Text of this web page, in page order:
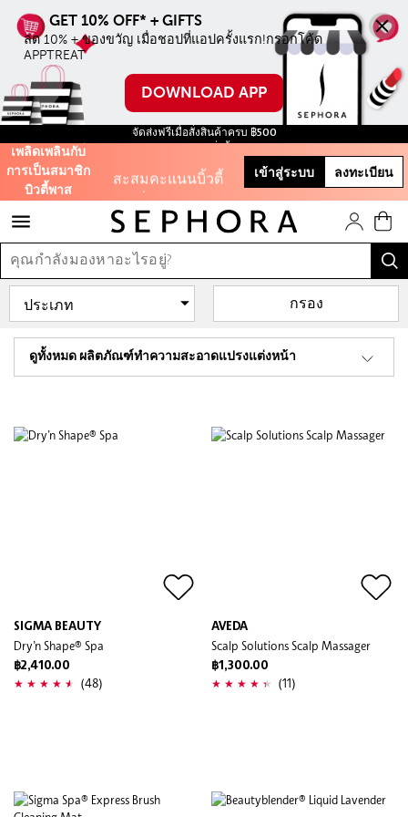
ลด 10% + ของขวัญ เมื่อชอปที่แอปครั้งแรก!กรอกโค้ด
APPTREAT
DOWNLOAD APP
จัดส่งฟรีเมื่อสั่งสินค้าครบ ฿500
ฟรี สินค้าขนาดทดลอง ทุกการสั่งซื้อ จนกว่าสินค้าจะหมด!
เพลิดเพลินกับ
การเป็นสมาชิก
บิวตี้พาส
ลด 10% ทุกชิ้น ไม่มี
ออนไลน์ครั้งแรก
ใช้โค้ด WELCOME
สะสมคะแนนบิ้วตี้
พาสเพื่อรับของขวัญ
และส่วนลดต่างๆ
รับฟรี 50 คะแนน เมื่อ
สมัครสมาชิก
และสิทธิะิเศษอีก
มากมาย!
เข้าสู่ระบบ ลงทะเบียน
ดูทั้งหมด ผลิตภัณฑ์ทำความสะอาดแปรงแต่งหน้า
กรอง
SIGMA BEAUTY
Dry’n Shape® Spa
฿2,410.00
(48)
AVEDA
Scalp Solutions Scalp Massager
฿1,300.00
(11)